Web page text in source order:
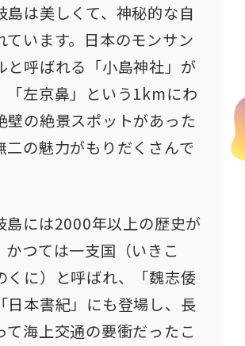
島は美しくて、神秘的な自
ています。日本のモンサン
と呼ばれる「小島神社」が
「左京鼻」という1kmにわ
壁の絶景スポットがあった
二の魅力がもりだくさんで
島には2000年以上の歴史が
かつては一支国（いきこ
くに）と呼ばれ、「魏志倭
日本書紀」にも登場し、長
て海上交通の要衝だったこ